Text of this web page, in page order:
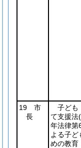
19 市
長
子ども
て支援法
年法律第
よる子ど
めの教育